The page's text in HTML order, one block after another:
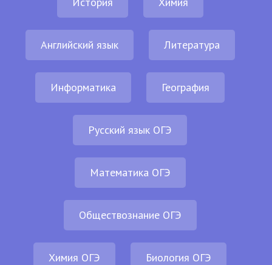
Английский язык Литература
Информатика География
Русский язык ОГЭ
Математика ОГЭ
Обществознание ОГЭ
Химия ОГЭ Биология ОГЭ